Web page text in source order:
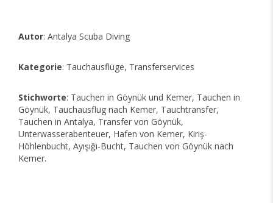
Autor: Antalya Scuba Diving
Kategorie: Tauchausflüge, Transferservices
Stichworte: Tauchen in Göynük und Kemer, Tauchen in
Göynük, Tauchausflug nach Kemer, Tauchtransfer,
Tauchen in Antalya, Transfer von Göynük,
Unterwasserabenteuer, Hafen von Kemer, Kiriş-
Höhlenbucht, Ayışığı-Bucht, Tauchen von Göynük nach
Kemer.